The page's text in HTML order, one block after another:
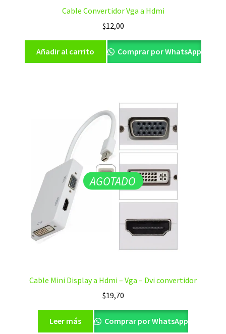
Cable Convertidor Vga a Hdmi
$12,00
Añadir al carrito Comprar por WhatsApp
AGOTADO
Cable Mini Display a Hdmi – Vga – Dvi convertidor
$19,70
Leer más Comprar por WhatsApp